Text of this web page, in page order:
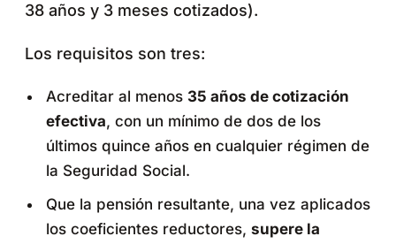
38 años y 3 meses cotizados).
Los requisitos son tres:
Acreditar al menos 35 años de cotización
efectiva, con un mínimo de dos de los
últimos quince años en cualquier régimen de
la Seguridad Social.
Que la pensión resultante, una vez aplicados
los coeficientes reductores, supere la